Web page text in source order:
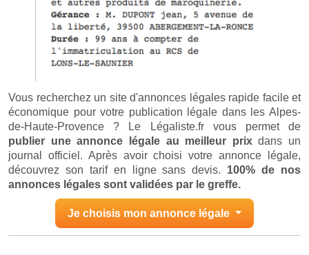
Vous recherchez un site d'annonces légales rapide facile et
économique pour votre publication légale dans les Alpes-
de-Haute-Provence ? Le Légaliste.fr vous permet de
publier une annonce légale au meilleur prixdans un
journal officiel. Après avoir choisi votre annonce légale,
découvrez son tarif en ligne sans devis. 100% de nos
annonces légales sont validées par le greffe.
Je choisis mon annonce légale